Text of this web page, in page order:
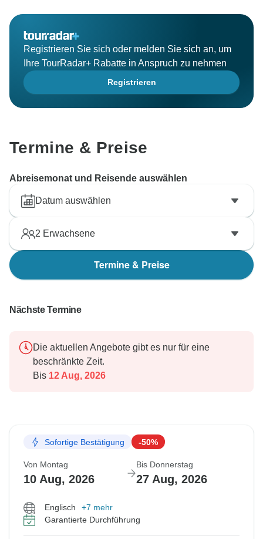
Registrieren Sie sich oder melden Sie sich an, um
Ihre TourRadar+ Rabatte in Anspruch zu nehmen
Registrieren
Termine & Preise
Abreisemonat und Reisende auswählen
Datum auswählen
2 Erwachsene
Termine & Preise
Nächste Termine
Die aktuellen Angebote gibt es nur für eine
beschränkte Zeit.
Bis 12 Aug, 2026
Sofortige Bestätigung -50%
Von Montag
10 Aug, 2026
Bis Donnerstag
27 Aug, 2026
Englisch
+7 mehr
Garantierte Durchführung